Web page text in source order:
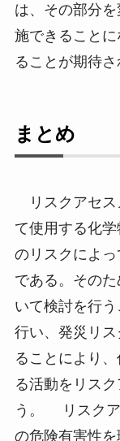
は、その部分
施できること
ることが期待さ
まとめ
リスクアセス
て使用する化
のリスクによ
である。その
いて検討を行
行い、発災リ
ることにより
る活動をリス
う。 リスクア
の危険有害性